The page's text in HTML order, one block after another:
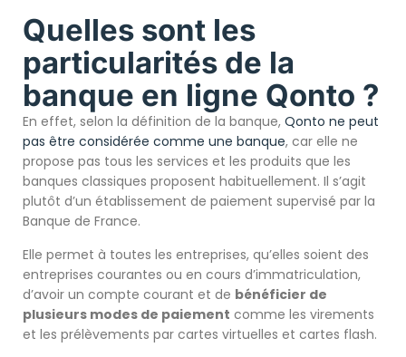
Quelles sont les
particularités de la
banque en ligne Qonto ?
En effet, selon la définition de la banque, Qonto ne peut
pas être considérée comme une banque, car elle ne
propose pas tous les services et les produits que les
banques classiques proposent habituellement. Il s’agit
plutôt d’un établissement de paiement supervisé par la
Banque de France.
Elle permet à toutes les entreprises, qu’elles soient des
entreprises courantes ou en cours d’immatriculation,
d’avoir un compte courant et de bénéficier de
plusieurs modes de paiement comme les virements
et les prélèvements par cartes virtuelles et cartes flash.